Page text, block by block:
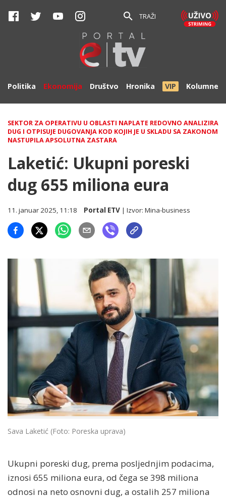
TRAŽI
Politika Ekonomija Društvo Hronika VIP Kolumne
SEKTOR ZA OPERATIVU U OBLASTI NAPLATE REDOVNO ANALIZIRA
DUG I OTPISUJE DUGOVANJA KOD KOJIH JE U SKLADU SA ZAKONOM
NASTUPILA APSOLUTNA ZASTARA
Laketić: Ukupni poreski
dug 655 miliona eura
11. januar 2025, 11:18 Portal ETV | Izvor:Mina-business
Sava Laketić (Foto: Poreska uprava)
Ukupni poreski dug, prema posljednjim podacima,
iznosi 655 miliona eura, od čega se 398 miliona
odnosi na neto osnovni dug, a ostalih 257 miliona